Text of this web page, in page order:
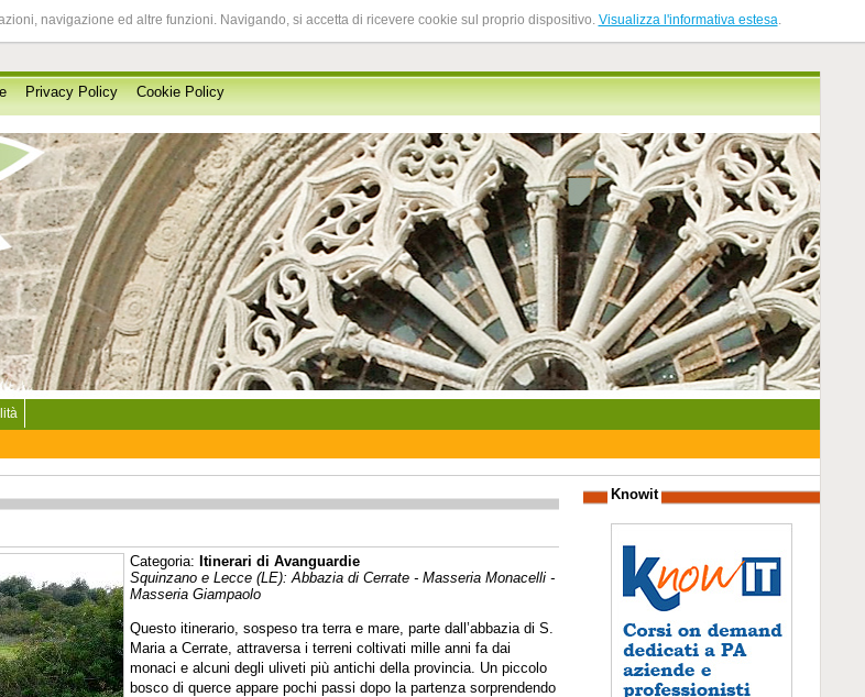
navigazione ed altre funzioni. Navigando, si accetta di ricevere cookie sul proprio dispositivo. Visualizza l'informativa estesa.
Privacy Policy Cookie Policy
Categoria:Itinerari di Avanguardie
Squinzano e Lecce (LE): Abbazia di Cerrate - Masseria Monacelli -
Masseria Giampaolo
Questo itinerario, sospeso tra terra e mare, parte dall’abbazia di S.
Maria a Cerrate, attraversa i terreni coltivati mille anni fa dai
monaci e alcuni degli uliveti più antichi della provincia. Un piccolo
bosco di querce appare pochi passi dopo la partenza sorprendendo
Knowit